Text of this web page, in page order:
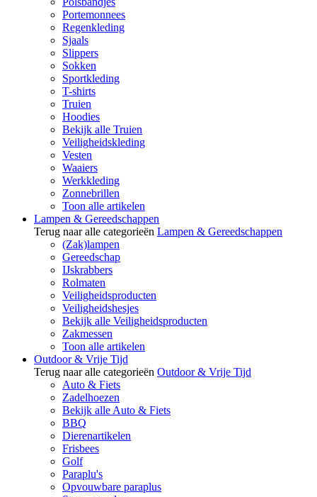
Portemonnees
Regenkleding
Sjaals
Slippers
Sokken
Sportkleding
T-shirts
Truien
Hoodies
Bekijk alle Truien
Veiligheidskleding
Vesten
Waaiers
Werkkleding
Zonnebrillen
Toon alle artikelen
Lampen & Gereedschappen
Terug naar alle categorieën Lampen & Gereedschappen
(Zak)lampen
Gereedschap
IJskrabbers
Rolmaten
Veiligheidsproducten
Veiligheidshesjes
Bekijk alle Veiligheidsproducten
Zakmessen
Toon alle artikelen
Outdoor & Vrije Tijd
Terug naar alle categorieën Outdoor & Vrije Tijd
Auto & Fiets
Zadelhoezen
Bekijk alle Auto & Fiets
BBQ
Dierenartikelen
Frisbees
Golf
Paraplu's
Opvouwbare paraplus